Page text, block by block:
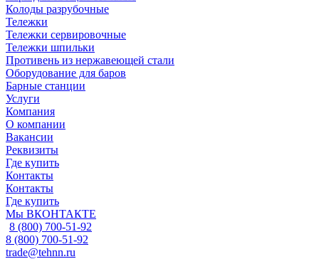
Колоды разрубочные
Тележки
Тележки сервировочные
Тележки шпильки
Противень из нержавеющей стали
Оборудование для баров
Барные станции
Услуги
Компания
О компании
Вакансии
Реквизиты
Где купить
Контакты
Контакты
Где купить
Мы ВКОНТАКТЕ
8 (800) 700-51-92
8 (800) 700-51-92
trade@tehnn.ru